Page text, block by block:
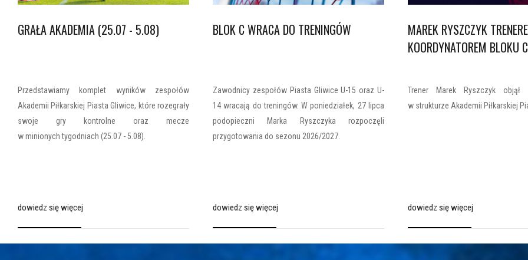
GRAŁA AKADEMIA (25.07 - 5.08)
Przedstawiamy komplet wyników zespołów
Akademii Piłkarskiej Piasta Gliwice, które rozegrały
swoje gry kontrolne oraz mecze
w minionych tygodniach (25.07 - 5.08).
dowiedz się więcej
BLOK C WRACA DO TRENINGÓW
Zawodnicy zespołów Piasta Gliwice U-15 oraz U-
14 wracają do treningów. W poniedziałek, 27 lipca
podopieczni Marka Ryszczyka rozpoczęli
przygotowania do sezonu 2026/2027.
dowiedz się więcej
MAREK RYSZCZYK
KOORDYNATOREM BLOKU C
Trener Marek Ryszczyk objął
w strukturze Akademii Piłkarskiej
dowiedz się więcej